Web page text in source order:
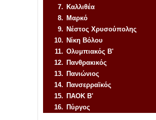
7. Καλλιθέα
8. Μαρκό
9. Νέστος Χρυσούπολης
10. Νίκη Βόλου
11. Ολυμπιακός Β'
12. Πανθρακικός
13. Πανιώνιος
14. Πανσερραϊκός
15. ΠΑΟΚ Β'
16. Πύργος